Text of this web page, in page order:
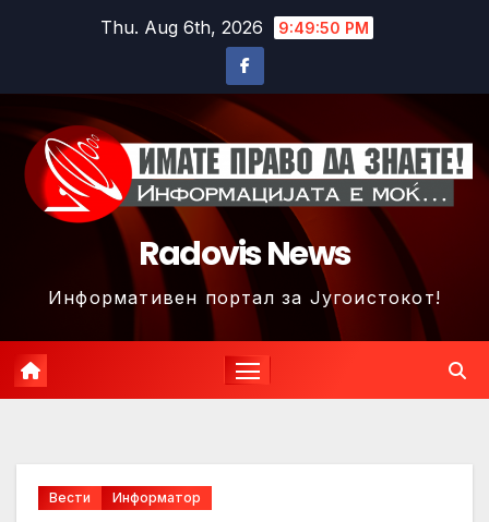
Thu. Aug 6th, 2026 9:49:53 PM
Radovis News
Информативен портал за Југоистокот!
Вести Информатор